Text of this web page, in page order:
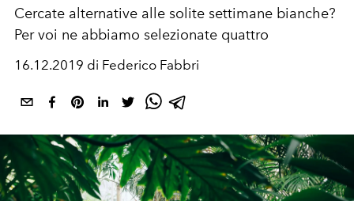
Cercate alternative alle solite settimane bianche?
Per voi ne abbiamo selezionate quattro
16.12.2019 di Federico Fabbri